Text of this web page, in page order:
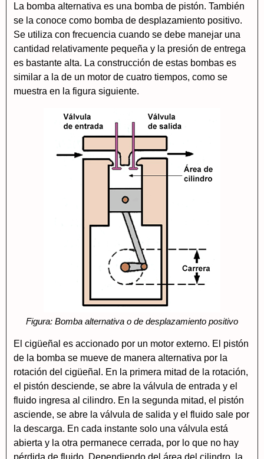
La bomba alternativa es una bomba de pistón. También
se la conoce como bomba de desplazamiento positivo.
Se utiliza con frecuencia cuando se debe manejar una
cantidad relativamente pequeña y la presión de entrega
es bastante alta. La construcción de estas bombas es
similar a la de un motor de cuatro tiempos, como se
muestra en la figura siguiente.
Figura: Bomba alternativa o de desplazamiento positivo
El cigüeñal es accionado por un motor externo. El pistón
de la bomba se mueve de manera alternativa por la
rotación del cigüeñal. En la primera mitad de la rotación,
el pistón desciende, se abre la válvula de entrada y el
fluido ingresa al cilindro. En la segunda mitad, el pistón
asciende, se abre la válvula de salida y el fluido sale por
la descarga. En cada instante solo una válvula está
abierta y la otra permanece cerrada, por lo que no hay